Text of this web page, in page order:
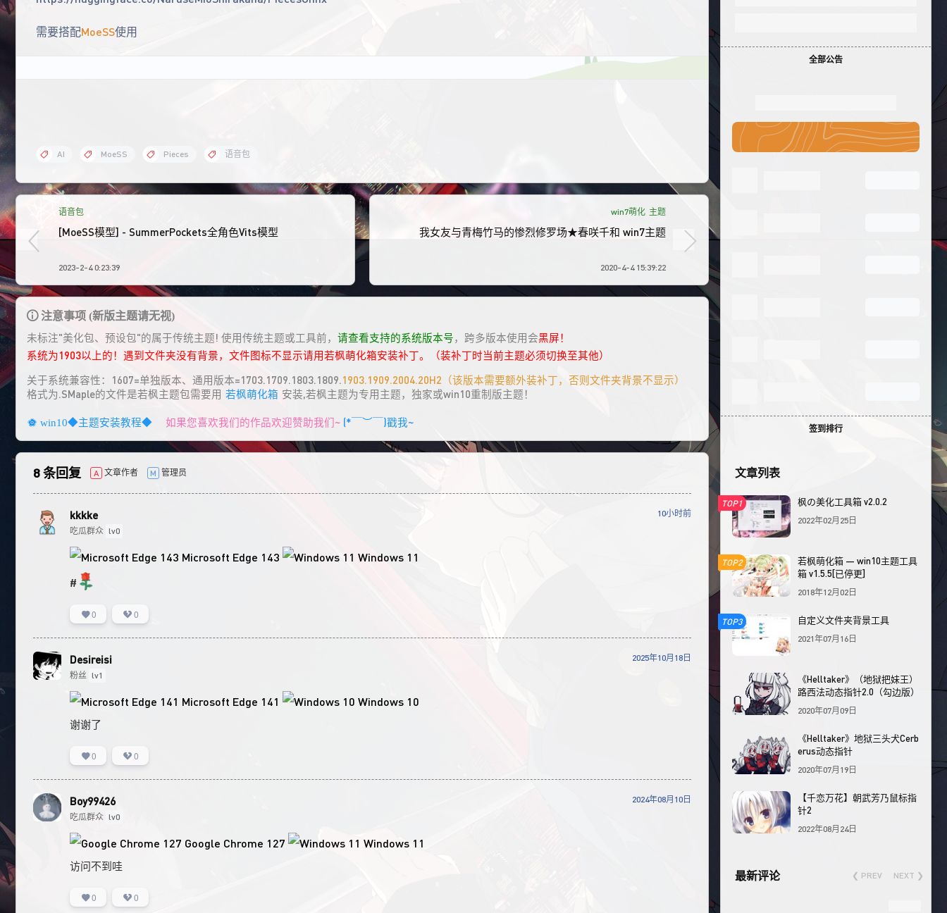
需要搭配MoeSS使用
AI MoeSS Pieces 语音包
语音包
[MoeSS模型] - SummerPockets全角色Vits模型
2023-2-4 0:23:39
win7萌化 主题
我女友与青梅竹马的惨烈修罗场★春咲千和 win7主题
2020-4-4 15:39:22
注意事项 (新版主题请无视)
未标注"美化包、预设包"的属于传统主题! 使用传统主题或工具前， 请查看支持的系统版本号，跨多版本使用会黑屏！
系统为1903以上的！遇到文件夹没有背景，文件图标不显示请用若枫萌化箱安装补丁。（装补丁时当前主题必须切换至其他）
关于系统兼容性：1607=单独版本、通用版本=1703.1709.1803.1809.1903.1909.2004.20H2（该版本需要额外装补丁，否则文件夹背景不显示）
格式为.SMaple的文件是若枫主题包需要用 若枫萌化箱 安装,若枫主题为专用主题，独家或win10重制版主题！
win10◆主题安装教程◆ 如果您喜欢我们的作品欢迎赞助我们~ (*￣︶￣)戳我~
8 条回复 A 文章作者 M 管理员
kkkke
吃瓜群众 lv0
10小时前
Microsoft Edge 143 Windows 11
#
0 0
Desireisi
粉丝 lv1
2025年10月18日
Microsoft Edge 141 Windows 10
谢谢了
0 0
Boy99426
吃瓜群众 lv0
2024年08月10日
Google Chrome 127 Windows 11
访问不到哇
0 0
全部公告
签到排行
文章列表
TOP1 枫の美化工具箱 v2.0.2
2022年02月25日
TOP2
若枫萌化箱 — win10主题工具
箱 v1.5.5[已停更]
2018年12月02日
TOP3 自定义文件夹背景工具
2021年07月16日
《Helltaker》（地狱把妹王）
路西法动态指针2.0（勾边版）
2020年07月09日
《Helltaker》地狱三头犬Cerb
erus动态指针
2020年07月19日
【千恋万花】朝武芳乃鼠标指
针2
2022年08月24日
最新评论 ❮ PREV NEXT ❯